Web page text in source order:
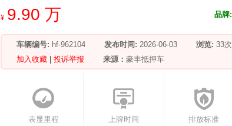
¥ 9.90 万 品牌:
车辆编号: hf-962104 发布时间: 2026-06-03 浏览: 33次
加入收藏
投诉举报 来源： 豪丰抵押车
表显里程 上牌时间 排放标准